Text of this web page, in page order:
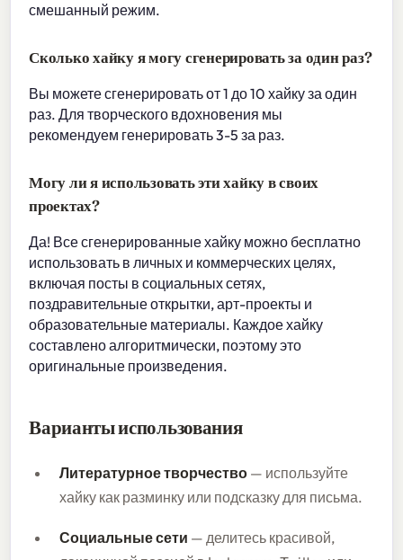
смешанный режим.
Сколько хайку я могу сгенерировать за один раз?
Вы можете сгенерировать от 1 до 10 хайку за один
раз. Для творческого вдохновения мы
рекомендуем генерировать 3-5 за раз.
Могу ли я использовать эти хайку в своих
проектах?
Да! Все сгенерированные хайку можно бесплатно
использовать в личных и коммерческих целях,
включая посты в социальных сетях,
поздравительные открытки, арт-проекты и
образовательные материалы. Каждое хайку
составлено алгоритмически, поэтому это
оригинальные произведения.
Варианты использования
Литературное творчество — используйте
хайку как разминку или подсказку для письма.
Социальные сети — делитесь красивой,